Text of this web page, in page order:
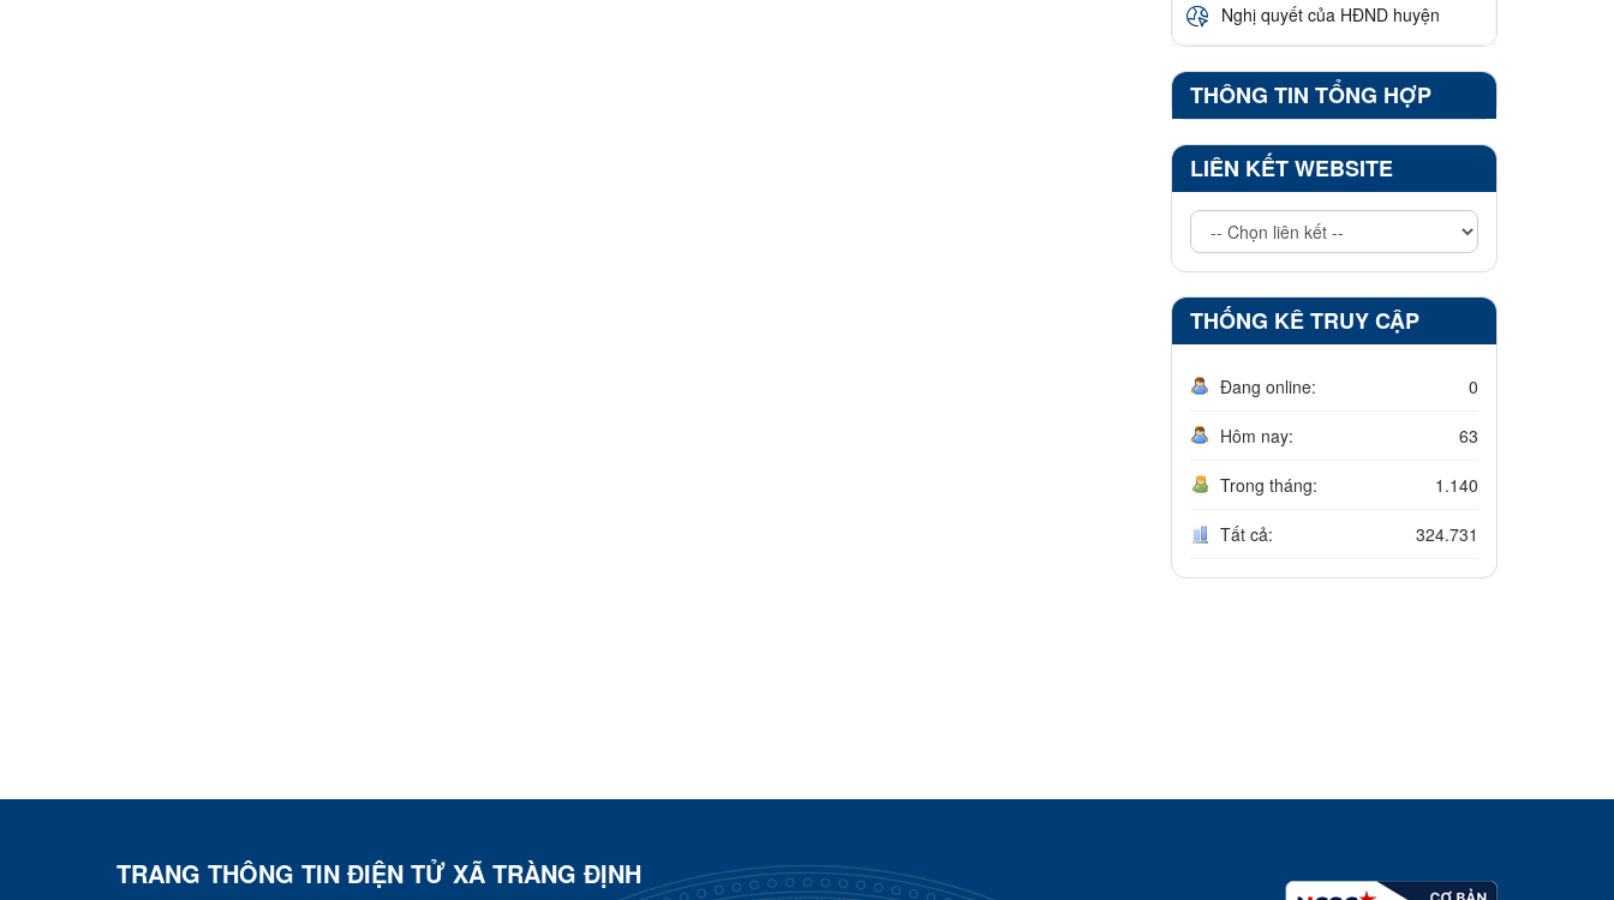
Nghị quyết của HĐND huyện
THÔNG TIN TỔNG HỢP
LIÊN KẾT WEBSITE
THỐNG KÊ TRUY CẬP
Đang online: 0
Hôm nay: 63
Trong tháng: 1.140
Tất cả: 324.731
TRANG THÔNG TIN ĐIỆN TỬ XÃ TRÀNG ĐỊNH